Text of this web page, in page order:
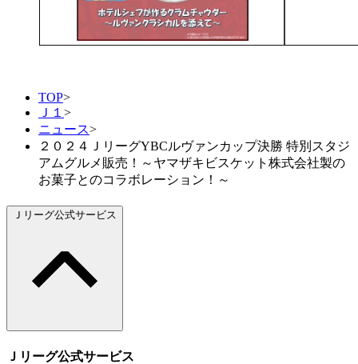
TOP>
Ｊ１ >
ニュース>
２０２４ＪリーグYBCルヴァンカップ決勝 特別スタジ
アムグルメ販売！～ヤマザキビスケット株式会社製の
お菓子とのコラボレーション！～
Ｊリーグ公式サービス
Ｊリーグ公式サービス